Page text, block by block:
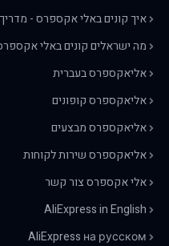
איך קונים באלי אקספרס - מדריך
מה ישראלים קונים באלי
אליאקספרס בעברית
אליאקספרס קופונים
אליאקספרס מבצעים
אליאקספרס שירות לקוחות
אלי אקספרס צור קשר
AliExpress in English
AliExpress на русском